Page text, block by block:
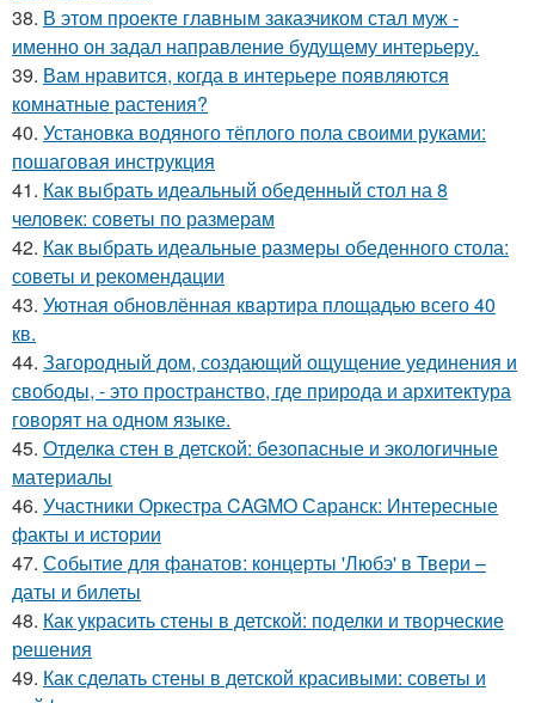
38. В этом проекте главным заказчиком стал муж -
именно он задал направление будущему интерьеру.
39. Вам нравится, когда в интерьере появляются
комнатные растения?
40. Установка водяного тёплого пола своими руками:
пошаговая инструкция
41. Как выбрать идеальный обеденный стол на 8
человек: советы по размерам
42. Как выбрать идеальные размеры обеденного стола:
советы и рекомендации
43. Уютная обновлённая квартира площадью всего 40
кв.
44. Загородный дом, создающий ощущение уединения и
свободы, - это пространство, где природа и архитектура
говорят на одном языке.
45. Отделка стен в детской: безопасные и экологичные
материалы
46. Участники Оркестра CAGMO Саранск: Интересные
факты и истории
47. Событие для фанатов: концерты 'Любэ' в Твери –
даты и билеты
48. Как украсить стены в детской: поделки и творческие
решения
49. Как сделать стены в детской красивыми: советы и